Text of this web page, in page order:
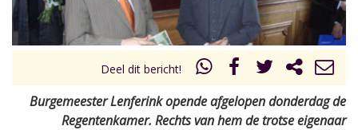
Deel dit bericht!
Burgemeester Lenferink opende afgelopen donderdag de
Regentenkamer. Rechts van hem de trotse eigenaar